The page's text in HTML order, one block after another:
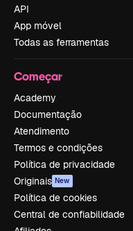
API
App móvel
Todas as ferramentas
Começar
Academy
Documentação
Atendimento
Termos e condições
Política de privacidade
Originais New
Política de cookies
Central de confiabilidade